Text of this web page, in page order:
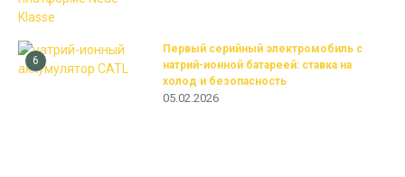
6
Первый серийный электромобиль с
натрий-ионной батареей: ставка на
холод и безопасность
05.02.2026